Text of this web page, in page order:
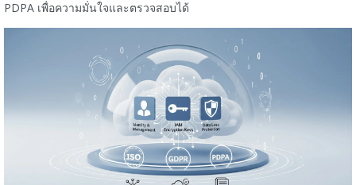
PDPA เพื่อความมั่นใจและตรวจสอบได้